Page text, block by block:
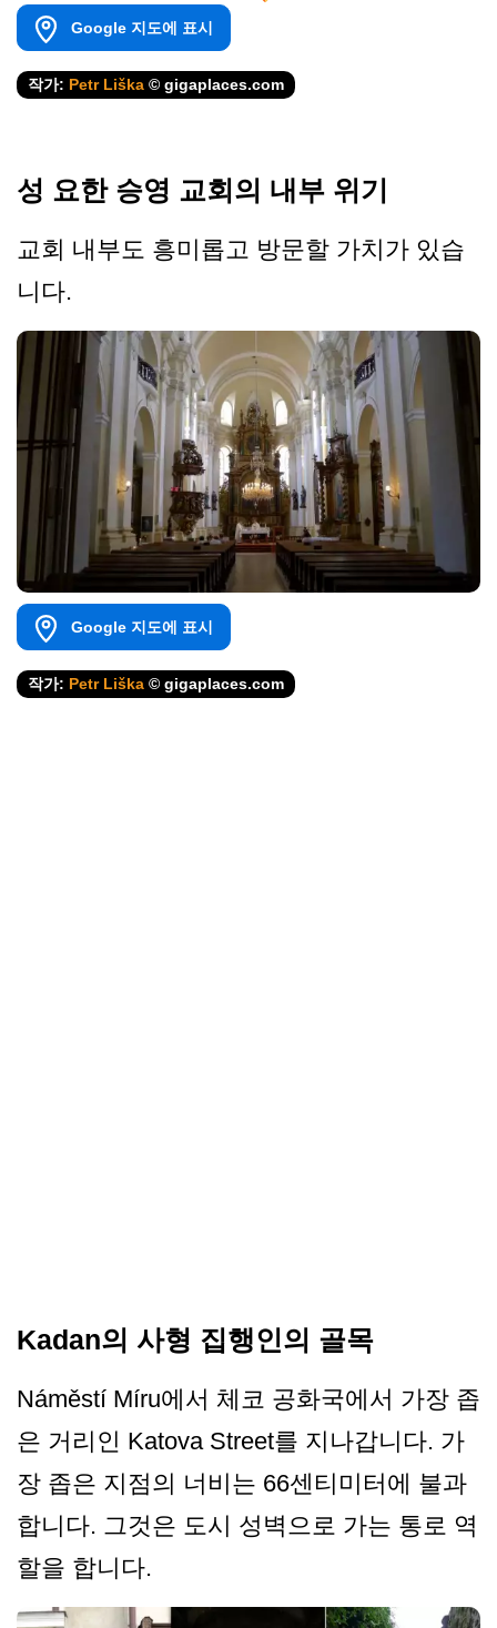
Google 지도에 표시
작가: Petr Liška © gigaplaces.com
성 요한 승영 교회의 내부 위기
교회 내부도 흥미롭고 방문할 가치가 있습
니다.
Google 지도에 표시
작가: Petr Liška © gigaplaces.com
Kadan의 사형 집행인의 골목
Náměstí Míru에서 체코 공화국에서 가장 좁
은 거리인 Katova Street를 지나갑니다. 가
장 좁은 지점의 너비는 66센티미터에 불과
합니다. 그것은 도시 성벽으로 가는 통로 역
할을 합니다.